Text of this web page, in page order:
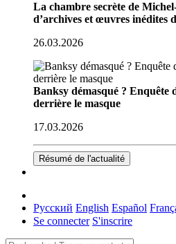
La chambre secrète de
d’archives et œuvres inédites
26.03.2026
Banksy démasqué ? Enquête
derrière le masque
17.03.2026
Résumé de l'actualité
Русский English Español
Se connecter S'inscrire